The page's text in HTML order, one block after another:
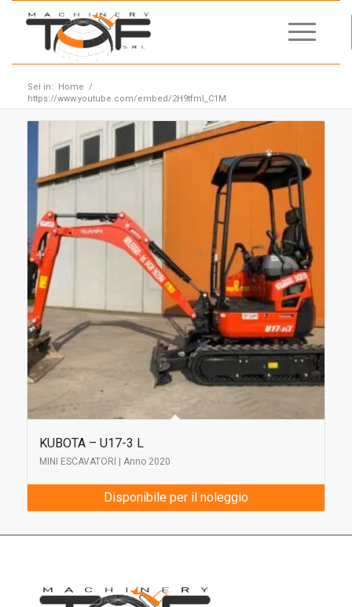
Sei in: Home /
https://www.youtube.com/embed/2H9tfml_C1M
KUBOTA – U17-3 L
MINI ESCAVATORI | Anno 2020
Disponibile per il noleggio